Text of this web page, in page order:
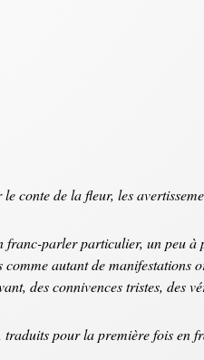
conte de la fleur, les
parler particulier, un peu
autant de manifestations
des connivences tristes, des
pour la première fois en